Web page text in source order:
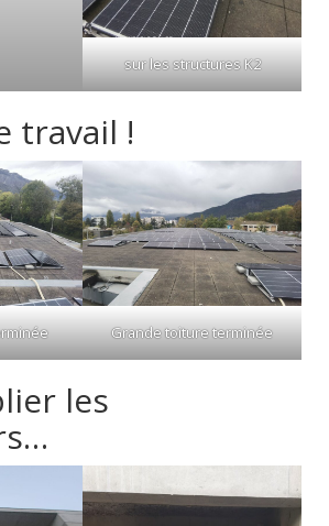
sur les structures K2
travail !
Grande toiture terminée
les